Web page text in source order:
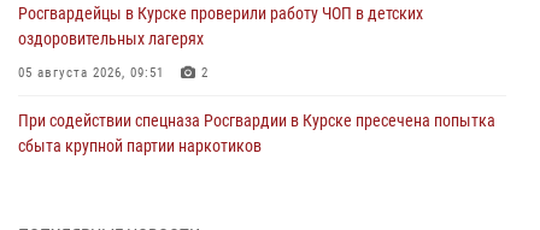
Росгвардейцы в Курске проверили работу ЧОП в детских
оздоровительных лагерях
05 августа 2026, 09:51 2
При содействии спецназа Росгвардии в Курске пресечена попытка
сбыта крупной партии наркотиков